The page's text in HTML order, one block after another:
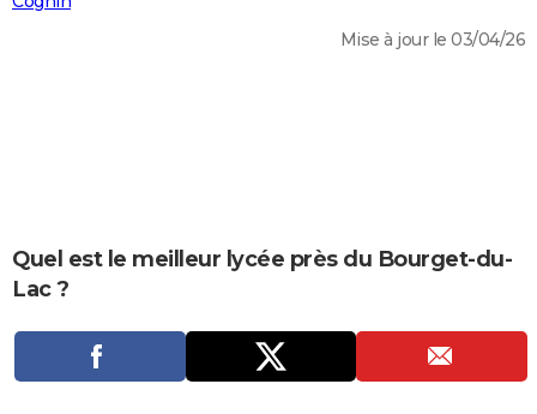
Carte de Noël
Carte Bonne année
Carte Saint-Valentin
Carte Pâques
Carte d'anniversaire
DICTIONNAIRE
Dictionnaire
Biographies
Citations
Expressions
Proverbes
PROGRAMME TV
Mise à jour le 03/04/26
Quel est le meilleur lycée près du Bourget-du-
Lac ?